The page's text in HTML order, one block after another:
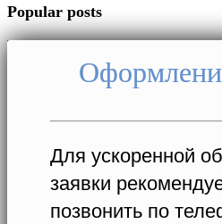
Popular posts
Для ускоренной
заявки
позвонить по